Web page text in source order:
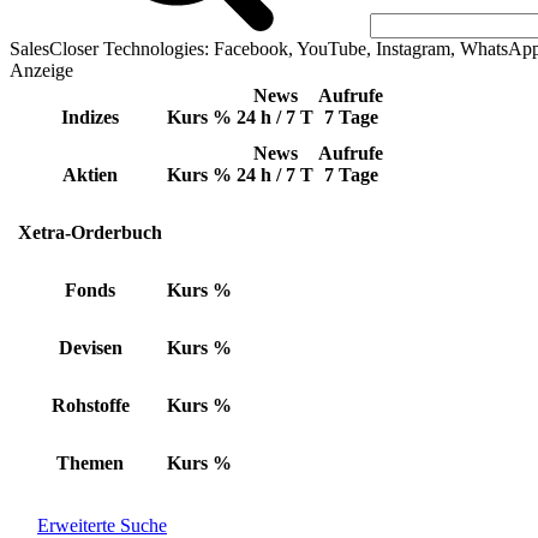
SalesCloser Technologies: Facebook, YouTube, Instagram,
Anzeige
Indizes Kurs %
News
24 h / 7 T
Aufrufe
7 Tage
Aktien Kurs %
News
24 h / 7 T
Aufrufe
7 Tage
Xetra-Orderbuch
Fonds Kurs %
Devisen Kurs %
Rohstoffe Kurs %
Themen Kurs %
Erweiterte Suche